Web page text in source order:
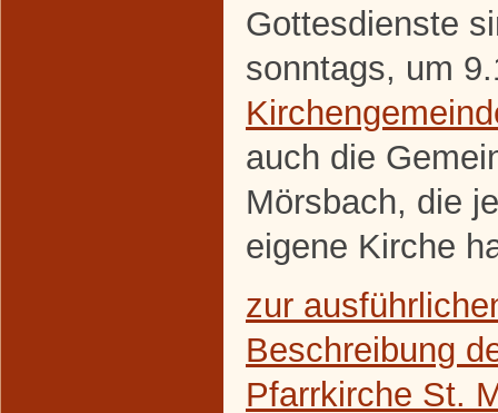
Gottesdienste
sonntags, um
auch die
Mörsbach, die
eigene Kirche
zur
Beschreibung
Pfarrkirche St.